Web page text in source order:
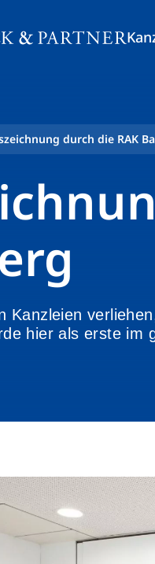
durch die RAK
Kanzleien
hier als erste im